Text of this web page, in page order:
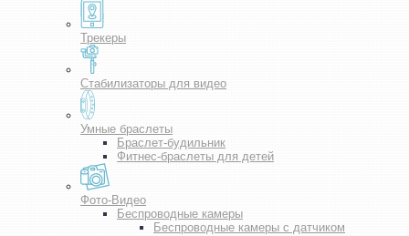
Трекеры
Стабилизаторы для видео
Умные браслеты
Браслет-будильник
Фитнес-браслеты для детей
Фото-Видео
Беспроводные камеры
Беспроводные камеры с датчиком